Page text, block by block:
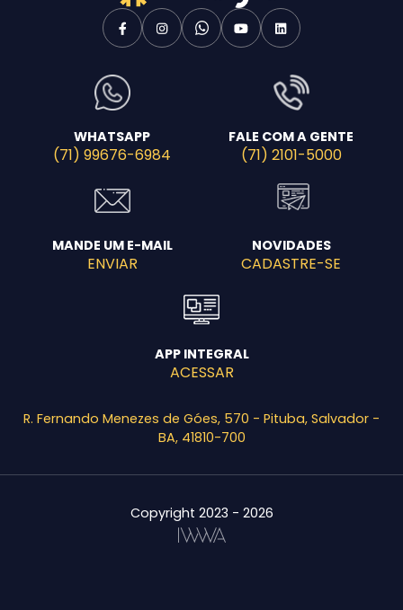
WHATSAPP
(71) 99676-6984
FALE COM A GENTE
(71) 2101-5000
MANDE UM E-MAIL
ENVIAR
NOVIDADES
CADASTRE-SE
APP INTEGRAL
ACESSAR
R. Fernando Menezes de Góes, 570 - Pituba, Salvador -
BA, 41810-700
Copyright 2023 - 2026